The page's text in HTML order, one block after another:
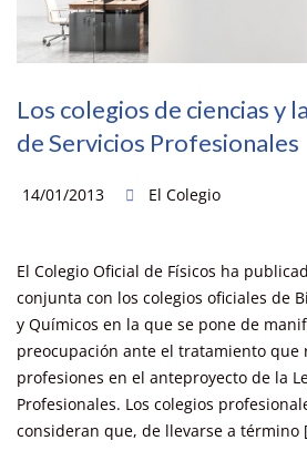
Los colegios de ciencias y
de Servicios Profesionales
14/01/2013 El Colegio
El Colegio Oficial de Físicos ha
conjunta con los colegios oficiales de
y Químicos en la que se pone de
preocupación ante el tratamiento que
profesiones en el anteproyecto de la
Profesionales. Los colegios
consideran que, de llevarse a término